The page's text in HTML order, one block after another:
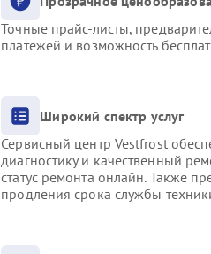
Точные прайс-листы,
платежей и возможность
Широкий спектр услуг
Сервисный центр Vestfrost
диагностику и качественный
статус ремонта онлайн. Также
продления срока службы